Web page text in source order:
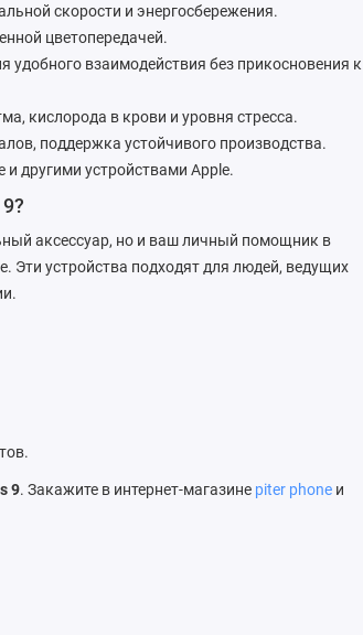
скорости и энергосбережения.
цветопередачей.
удобного взаимодействия без прикосновения к
кислорода в крови и уровня стресса.
поддержка устойчивого производства.
и другими устройствами Apple.
аксессуар, но и ваш личный помощник в
Эти устройства подходят для людей, ведущих
9. Закажите в интернет-магазине piter phone и